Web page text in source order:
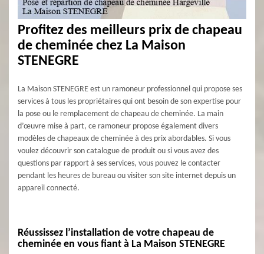
Profitez des meilleurs prix de chapeau
de cheminée chez La Maison
STENEGRE
La Maison STENEGRE est un ramoneur professionnel qui propose ses
services à tous les propriétaires qui ont besoin de son expertise pour
la pose ou le remplacement de chapeau de cheminée. La main
d’œuvre mise à part, ce ramoneur propose également divers
modèles de chapeaux de cheminée à des prix abordables. Si vous
voulez découvrir son catalogue de produit ou si vous avez des
questions par rapport à ses services, vous pouvez le contacter
pendant les heures de bureau ou visiter son site internet depuis un
appareil connecté.
Réussissez l’installation de votre chapeau de
cheminée en vous fiant à La Maison STENEGRE